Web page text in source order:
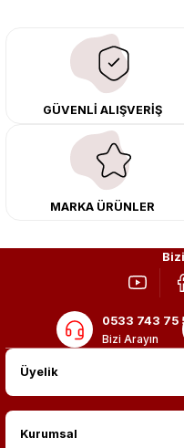
çıkma orijinal ürünler ile
tasarımını ve aerodinamisini
Tüm ürünlerimiz orijinal,
merkezimizde profesyonel
kargo ile teslimat
adres: Egzoz Sepeti.
GÜVENLİ ALIŞVERİŞ
MARKA ÜRÜNLER
0533 743 75
Bizi Arayın
Üyelik
Kurumsal